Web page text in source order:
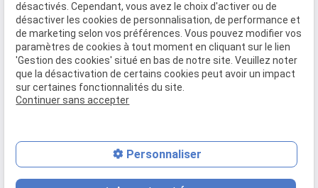
11 rue des Mazières,
91000 Évry-Courcouronnes
Horaires
09:00 - 18:00
Lundi - Vendredi
désactivés. Cependant, vous avez le choix d'activer ou de
désactiver les cookies de personnalisation, de performance et
de marketing selon vos préférences. Vous pouvez modifier vos
paramètres de cookies à tout moment en cliquant sur le lien
'Gestion des cookies' situé en bas de notre site. Veuillez noter
que la désactivation de certains cookies peut avoir un impact
sur certaines fonctionnalités du site.
Continuer sans accepter
Personnaliser